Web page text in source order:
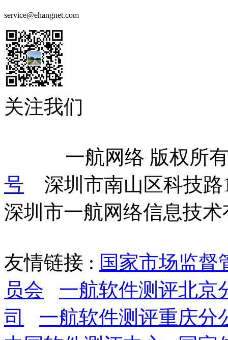
service@ehangnet.com
关注我们
一航网络 版
号
深圳市南山区科技
深圳市一航网络信息技
友情链接 : 国家市场监督
员会
一航软件测评北京
司
一航软件测评重庆分